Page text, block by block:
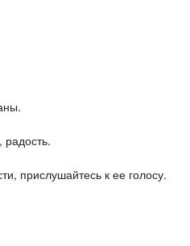
радость.
прислушайтесь к ее голосу.